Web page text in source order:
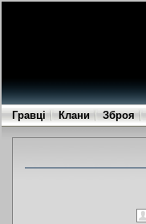
Гравці Клани Зброя